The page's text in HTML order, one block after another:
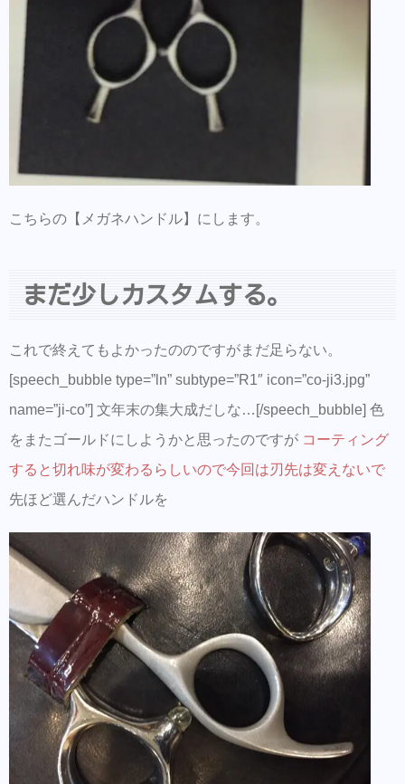
こちらの【メガネハンドル】にします。
まだ少しカスタムする。
これで終えてもよかったののですがまだ足らない。
[speech_bubble type=”ln” subtype=”R1″ icon=”co-ji3.jpg”
name=”ji-co”] 文年末の集大成だしな…[/speech_bubble] 色
をまたゴールドにしようかと思ったのですが コーティング
すると切れ味が変わるらしいので今回は刃先は変えないで
先ほど選んだハンドルを